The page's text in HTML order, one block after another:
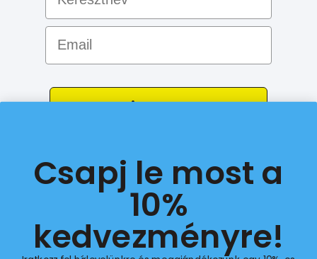
Email
Feliratkozom
© 2026 All Rights Reserved.
Csapj le most a
10%
kedvezményre!